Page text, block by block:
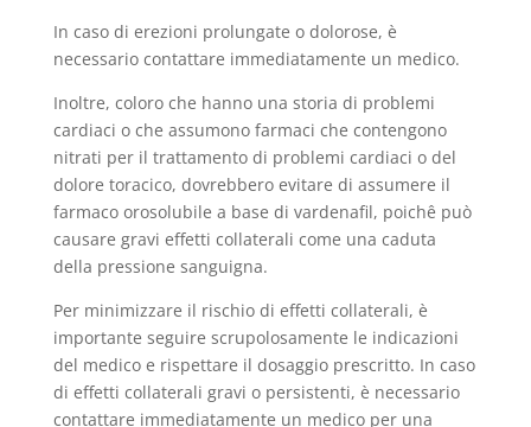
In caso di erezioni prolungate o dolorose, è
necessario contattare immediatamente un medico.
Inoltre, coloro che hanno una storia di problemi
cardiaci o che assumono farmaci che contengono
nitrati per il trattamento di problemi cardiaci o del
dolore toracico, dovrebbero evitare di assumere il
farmaco orosolubile a base di vardenafil, poichê può
causare gravi effetti collaterali come una caduta
della pressione sanguigna.
Per minimizzare il rischio di effetti collaterali, è
importante seguire scrupolosamente le indicazioni
del medico e rispettare il dosaggio prescritto. In caso
di effetti collaterali gravi o persistenti, è necessario
contattare immediatamente un medico per una